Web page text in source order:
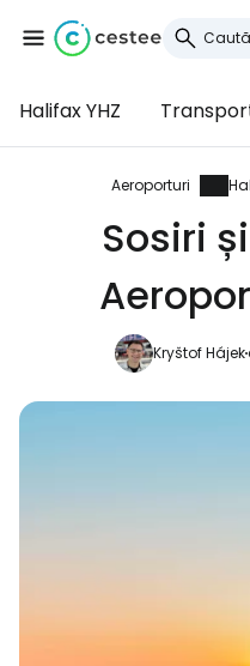
Halifax YHZ
Aeroporturi
Sosiri
Kryštof Hájek
Cestee
... comunitatea